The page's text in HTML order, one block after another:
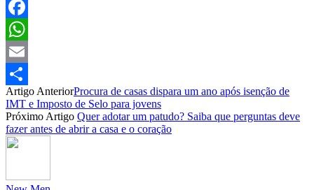
Facebook
WhatsApp
Email
Partilhar
Artigo AnteriorProcura de casas dispara um ano após isenção de
IMT e Imposto de Selo para jovens
Próximo Artigo Quer adotar um patudo? Saiba que perguntas deve
fazer antes de abrir a casa e o coração